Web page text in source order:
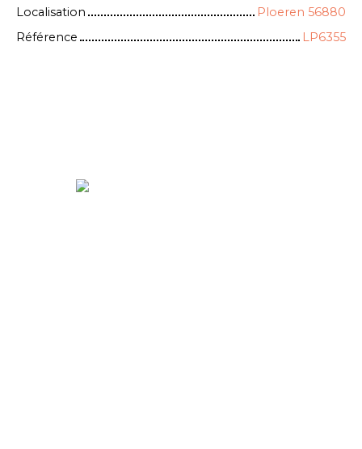
Localisation
Ploeren 56880
Référence
LP6355